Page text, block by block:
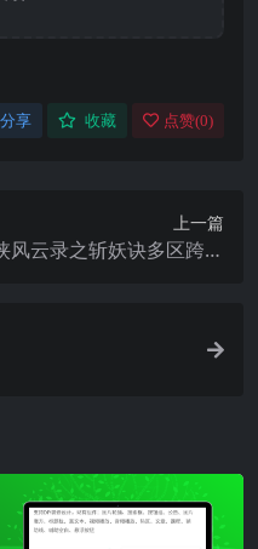
分享 收藏 点赞(0)
上一篇
云录之斩妖诀多区跨服
后台+安卓+详细搭建教程